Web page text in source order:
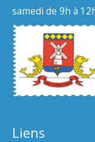
samedi de 9h à
Liens